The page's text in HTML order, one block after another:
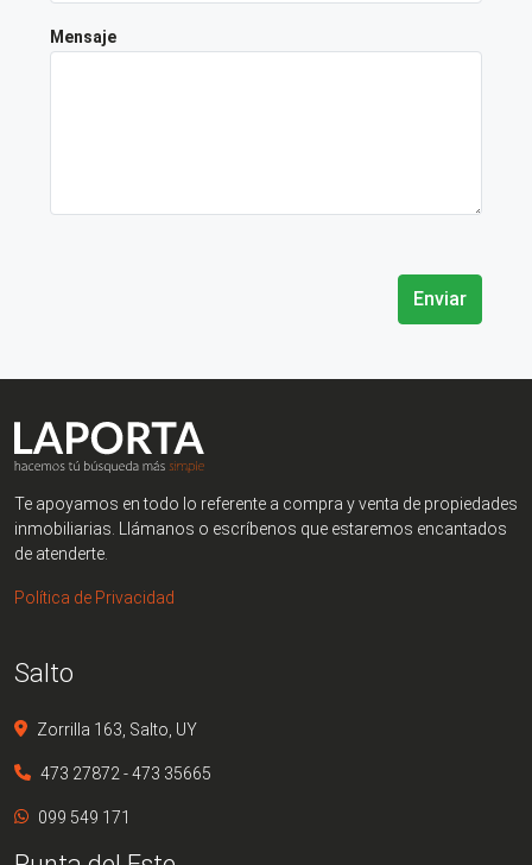
Mensaje
Enviar
Te apoyamos en todo lo referente a compra y venta de propiedades
inmobiliarias. Llámanos o escríbenos que estaremos encantados
de atenderte.
Política de Privacidad
Salto
Zorrilla 163, Salto, UY
473 27872 - 473 35665
099 549 171